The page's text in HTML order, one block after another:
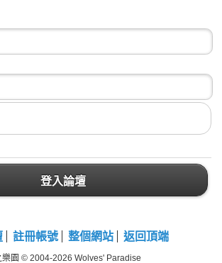
登入論壇
註冊帳號 整個網站 返回頂端
樂園 © 2004-2026 Wolves' Paradise